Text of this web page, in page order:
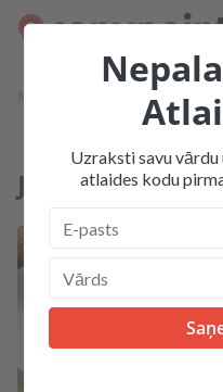
Produkcija
Jaunumi
Uzraksti savu vārdu
atlaides kodu